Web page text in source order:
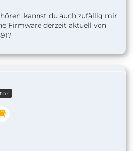
kannst du auch zufällig mir
Firmware derzeit aktuell von